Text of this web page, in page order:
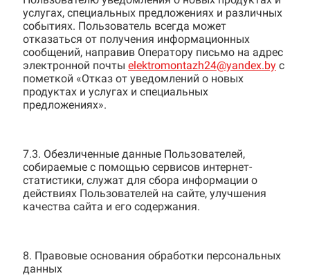
услугах, специальных предложениях и различных
событиях. Пользователь всегда может
отказаться от получения информационных
сообщений, направив Оператору письмо на адрес
электронной почты elektromontazh24@yandex.by с
пометкой «Отказ от уведомлений о новых
продуктах и услугах и специальных
предложениях».
7.3. Обезличенные данные Пользователей,
собираемые с помощью сервисов интернет-
статистики, служат для сбора информации о
действиях Пользователей на сайте, улучшения
качества сайта и его содержания.
8. Правовые основания обработки персональных
данных